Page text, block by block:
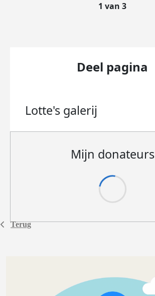
Terug
1 van 3
Deel pagina
Lotte's galerij
Mijn donateurs